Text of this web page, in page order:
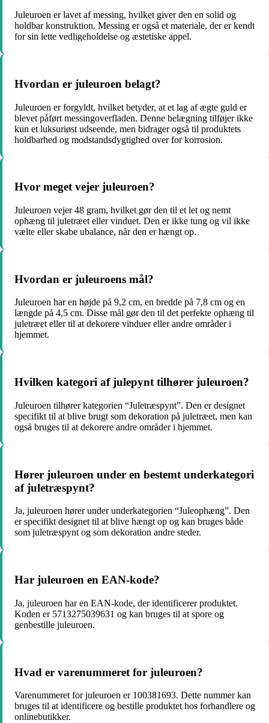
Juleuroen er lavet af messing, hvilket giver den en solid og
holdbar konstruktion. Messing er også et materiale, der er kendt
for sin lette vedligeholdelse og æstetiske appel.
Hvordan er juleuroen belagt?
Juleuroen er forgyldt, hvilket betyder, at et lag af ægte guld er
blevet påført messingoverfladen. Denne belægning tilføjer ikke
kun et luksuriøst udseende, men bidrager også til produktets
holdbarhed og modstandsdygtighed over for korrosion.
Hvor meget vejer juleuroen?
Juleuroen vejer 48 gram, hvilket gør den til et let og nemt
ophæng til juletræet eller vinduet. Den er ikke tung og vil ikke
vælte eller skabe ubalance, når den er hængt op.
Hvordan er juleuroens mål?
Juleuroen har en højde på 9,2 cm, en bredde på 7,8 cm og en
længde på 4,5 cm. Disse mål gør den til det perfekte ophæng til
juletræet eller til at dekorere vinduer eller andre områder i
hjemmet.
Hvilken kategori af julepynt tilhører juleuroen?
Juleuroen tilhører kategorien “Juletræspynt”. Den er designet
specifikt til at blive brugt som dekoration på juletræet, men kan
også bruges til at dekorere andre områder i hjemmet.
Hører juleuroen under en bestemt underkategori
af juletræspynt?
Ja, juleuroen hører under underkategorien “Juleophæng”. Den
er specifikt designet til at blive hængt op og kan bruges både
som juletræspynt og som dekoration andre steder.
Har juleuroen en EAN-kode?
Ja, juleuroen har en EAN-kode, der identificerer produktet.
Koden er 5713275039631 og kan bruges til at spore og
genbestille juleuroen.
Hvad er varenummeret for juleuroen?
Varenummeret for juleuroen er 100381693. Dette nummer kan
bruges til at identificere og bestille produktet hos forhandlere og
onlinebutikker.